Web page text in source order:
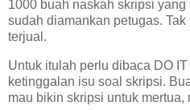
1000 buah naskah skripsi
sudah diamankan petugas.
terjual.
Untuk itulah perlu dibaca DO
ketinggalan isu soal skripsi.
mau bikin skripsi untuk mertua,